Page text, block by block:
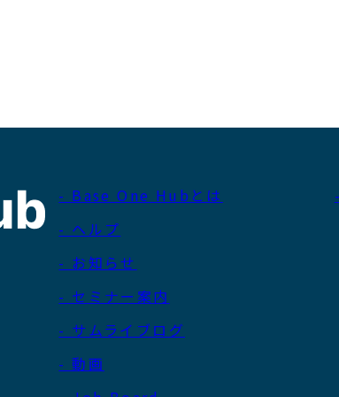
- Base One Hubとは
- ヘルプ
- お知らせ
- セミナー案内
- サムライブログ
- 動画